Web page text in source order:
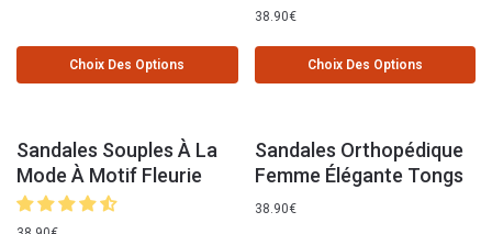
Choix Des Options
38.90€
Choix Des Options
Sandales Souples À La
Mode À Motif Fleurie
Sandales Orthopédique
Femme Élégante Tongs
38.90€